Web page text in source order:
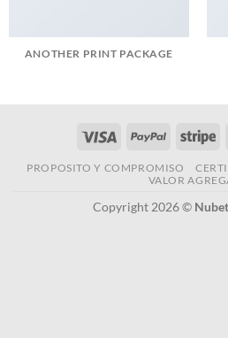
ANOTHER PRINT PACKAGE
PROPOSITO Y COMPROMISO
VALOR
Copyright 2026 ©